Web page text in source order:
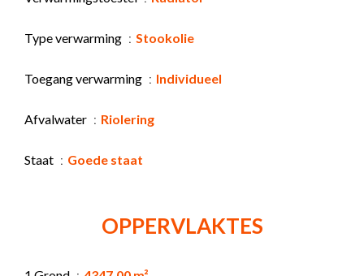
Type verwarming Stookolie
Toegang verwarming Individueel
Afvalwater Riolering
Staat Goede staat
OPPERVLAKTES